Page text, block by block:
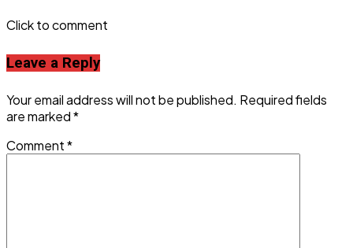
Click to comment
Leave a Reply
Your email address will not be published. Required fields
are marked*
Comment*